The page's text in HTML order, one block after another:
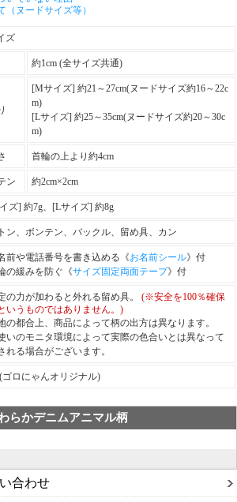
ヌードサイズ等）
ズ
約1cm (全サイズ共通)
[Mサイズ] 約21～27cm(ヌードサイズ約16～22c
m)
[Lサイズ] 約25～35cm(ヌードサイズ約20～30c
m)
首輪の上より約4cm
ン 約2cm×2cm
ズ] 約7g、[Lサイズ] 約8g
ン、ボンテン、バックル、留め具、カン
前や電話番号を書き込める《お名前シール》付
の緩みを防ぐ《サイズ固定両面テープ》付
の力が加わると外れる留め具。 (※安全を100％確保
いうものではありません。)
の都合上、商品によって柄の出方は異なります。
いのモニタ環境によって実際の色合いとは異なって
れる場合がございます。
ゴロにゃんオリジナル)
らかデニムアニマル柄
合わせ